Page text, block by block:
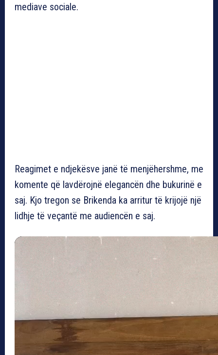
mediave sociale.
Reagimet e ndjekësve janë të menjëhershme, me
komente që lavdërojnë elegancën dhe bukurinë e
saj. Kjo tregon se Brikenda ka arritur të krijojë një
lidhje të veçantë me audiencën e saj.